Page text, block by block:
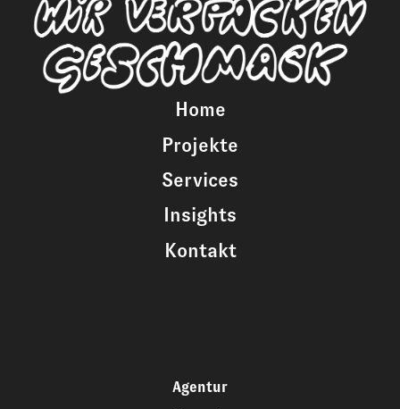
Home
Projekte
Services
Insights
Kontakt
Agentur